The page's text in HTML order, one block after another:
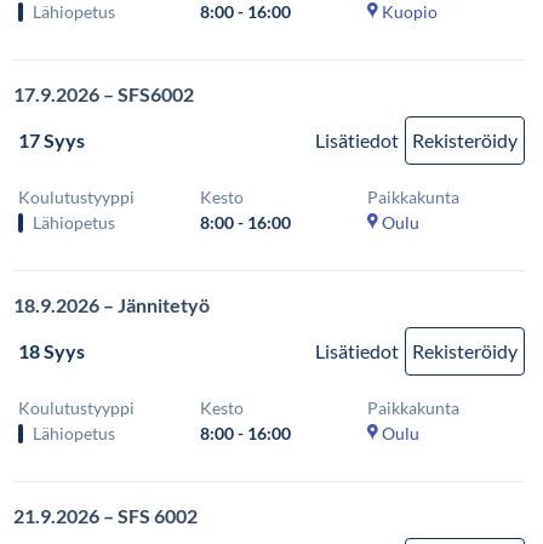
Lähiopetus
8:00 - 16:00
Kuopio
17.9.2026 – SFS6002
17 Syys
Lisätiedot Rekisteröidy
Koulutustyyppi
Lähiopetus
Kesto
8:00 - 16:00
Paikkakunta
Oulu
18.9.2026 – Jännitetyö
18 Syys
Lisätiedot Rekisteröidy
Koulutustyyppi
Lähiopetus
Kesto
8:00 - 16:00
Paikkakunta
Oulu
21.9.2026 – SFS 6002